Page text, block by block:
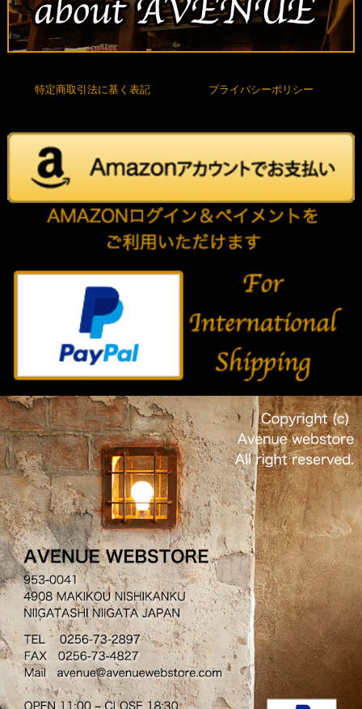
特定商取引法に基く表記 プライバシーポリシー